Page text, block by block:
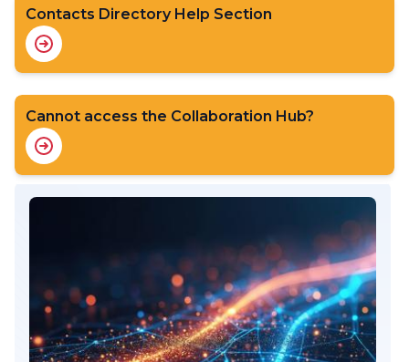
Contacts Directory Help Section
Cannot access the Collaboration Hub?